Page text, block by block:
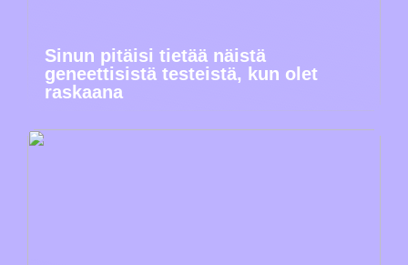
Sinun pitäisi tietää näistä
geneettisistä testeistä, kun olet
raskaana